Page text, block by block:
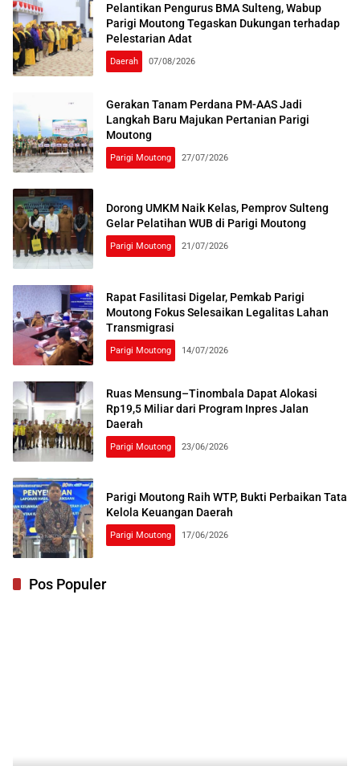
Pelantikan Pengurus BMA Sulteng, Wabup
Parigi Moutong Tegaskan Dukungan terhadap
Pelestarian Adat
Daerah 07/08/2026
Gerakan Tanam Perdana PM-AAS Jadi
Langkah Baru Majukan Pertanian Parigi
Moutong
Parigi Moutong 27/07/2026
Dorong UMKM Naik Kelas, Pemprov Sulteng
Gelar Pelatihan WUB di Parigi Moutong
Parigi Moutong 21/07/2026
Rapat Fasilitasi Digelar, Pemkab Parigi
Moutong Fokus Selesaikan Legalitas Lahan
Transmigrasi
Parigi Moutong 14/07/2026
Ruas Mensung–Tinombala Dapat Alokasi
Rp19,5 Miliar dari Program Inpres Jalan
Daerah
Parigi Moutong 23/06/2026
Parigi Moutong Raih WTP, Bukti Perbaikan Tata
Kelola Keuangan Daerah
Parigi Moutong 17/06/2026
Pos Populer